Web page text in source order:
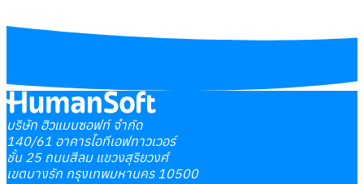
บริษัท ฮิวแมนซอฟท์ จำกัด
140/61 อาคารไอทีเอฟทาวเวอร์
ชั้น 25 ถนนสีลม แขวงสุริยวงศ์
เขตบางรัก กรุงเทพมหานคร 10500